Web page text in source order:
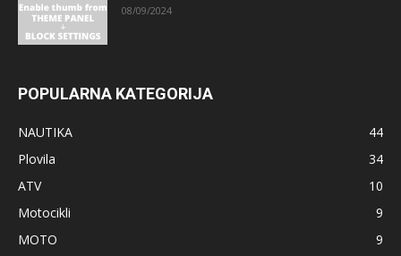
08/09/2024
POPULARNA KATEGORIJA
NAUTIKA
44
Plovila
34
ATV
10
Motocikli
9
MOTO
9